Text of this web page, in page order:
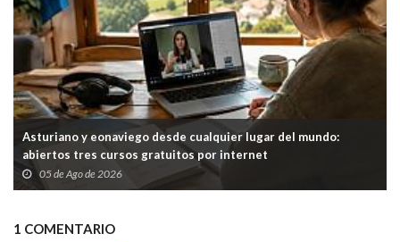
Asturiano y eonaviego desde cualquier lugar del mundo:
abiertos tres cursos gratuitos por internet
05 de Ago de 2026
1 COMENTARIO